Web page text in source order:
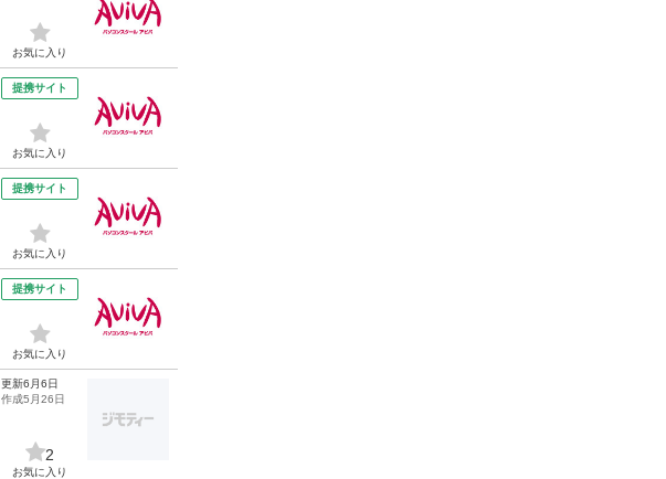
お気に入り
提携サイト
お気に入り
提携サイト
お気に入り
提携サイト
お気に入り
更新6月6日
作成5月26日
2
お気に入り